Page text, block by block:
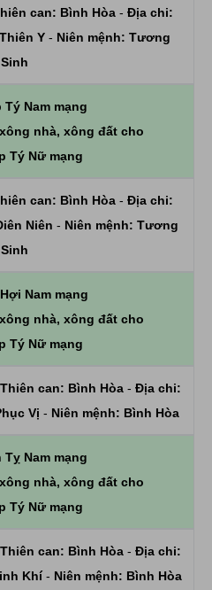
can: Bình Hòa- Địa chi:
Thiên Y - Niên mệnh: Tương
Sinh
Tý Nam mạng
nhà, xông đất cho
Tý Nữ mạng
can: Bình Hòa- Địa chi:
Niên - Niên mệnh: Tương
Sinh
Nam mạng
nhà, xông đất cho
Tý Nữ mạng
Thiên can: Bình Hòa - Địa chi:
Vị - Niên mệnh: Bình Hòa
Tỵ Nam mạng
nhà, xông đất cho
Tý Nữ mạng
Thiên can: Bình Hòa - Địa chi:
Khí- Niên mệnh: Bình Hòa